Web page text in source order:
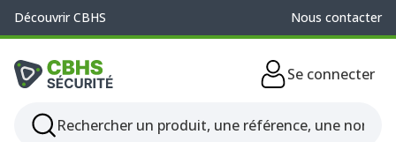
Découvrir CBHS Nous contacter
Se connecter